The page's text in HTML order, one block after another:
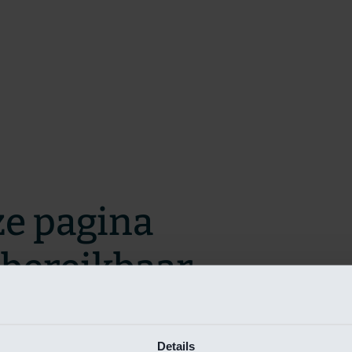
Details
pagina
zo snel mogelijk te verhelpen.